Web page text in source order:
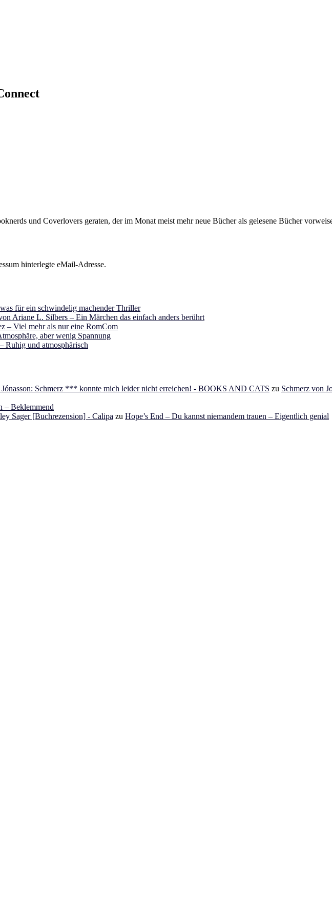
und Coverlovers geraten, der im Monat meist mehr neue Bücher als gelesene Bücher
hinterlegte eMail-Adresse.
für ein schwindelig machender Thriller
Ariane L. Silbers – Ein Märchen das einfach anders berührt
– Viel mehr als nur eine RomCom
aber wenig Spannung
Ruhig und atmosphärisch
Schmerz *** konnte mich leider nicht erreichen! - BOOKS AND CATS zu Schmerz von
– Beklemmend
Sager [Buchrezension] - Calipa zu Hope’s End – Du kannst niemandem trauen – Eigentlich genial